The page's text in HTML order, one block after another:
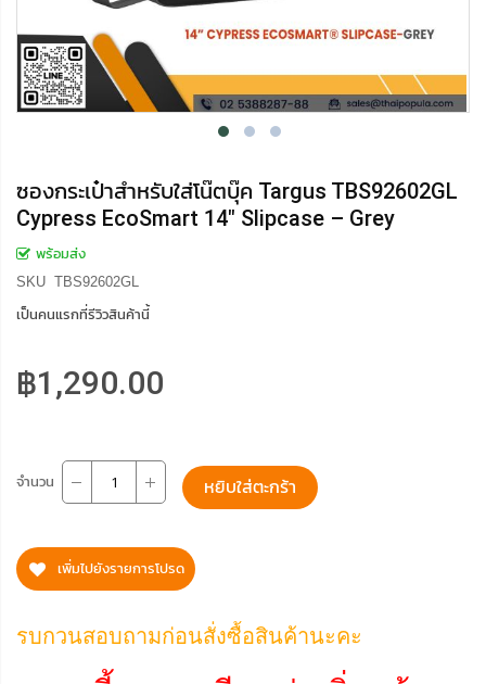
ซองกระเป๋าสำหรับใส่โน๊ตบุ๊ค Targus TBS92602GL
Cypress EcoSmart 14" Slipcase – Grey
พร้อมส่ง
SKU TBS92602GL
เป็นคนแรกที่รีวิวสินค้านี้
฿1,290.00
จำนวน หยิบใส่ตะกร้า
เพิ่มไปยังรายการโปรด
รบกวนสอบถามก่อนสั่งซื้อสินค้านะคะ